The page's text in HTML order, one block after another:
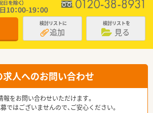
検討リストに
追加
検討リストを
見る
求人へのお問い合わせ
をお問い合わせいただけます。
ではございませんので、ご安心ください。